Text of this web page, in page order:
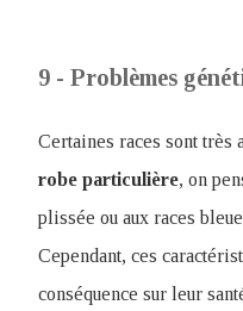
9 - Problèmes
Certaines races sont très
robe particulière, on
plissée ou aux races
Cependant, ces
conséquence sur leur